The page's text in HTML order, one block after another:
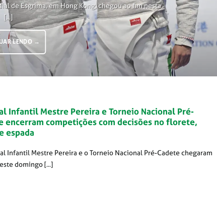
de Esgrima, em Hong Kong, chegou ao fim nesta
[...]
LENDO →
Infantil Mestre Pereira e Torneio Nacional Pré-
encerram competições com decisões no florete,
espada
Infantil Mestre Pereira e o Torneio Nacional Pré-Cadete chegaram
domingo [...]